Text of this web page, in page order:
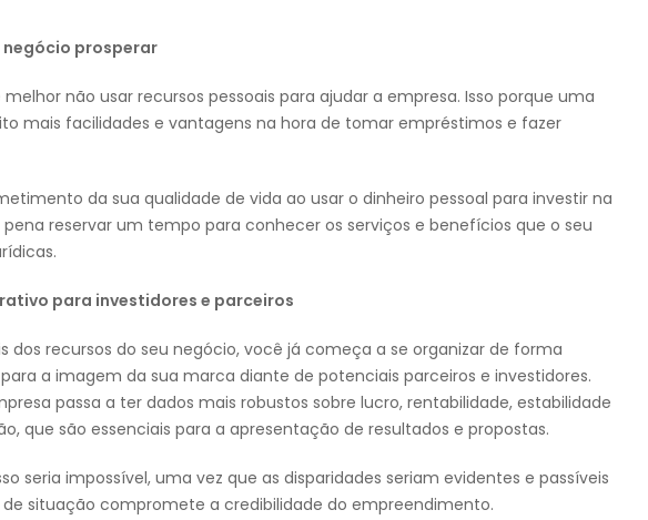
prosperar
não usar recursos pessoais para ajudar a empresa. Isso porque uma
mais facilidades e vantagens na hora de tomar empréstimos e fazer
da sua qualidade de vida ao usar o dinheiro pessoal para investir na
pena reservar um tempo para conhecer os serviços e benefícios que o seu
para investidores e parceiros
dos recursos do seu negócio, você já começa a se organizar de forma
a imagem da sua marca diante de potenciais parceiros e investidores.
passa a ter dados mais robustos sobre lucro, rentabilidade, estabilidade
que são essenciais para a apresentação de resultados e propostas.
seria impossível, uma vez que as disparidades seriam evidentes e passíveis
situação compromete a credibilidade do empreendimento.